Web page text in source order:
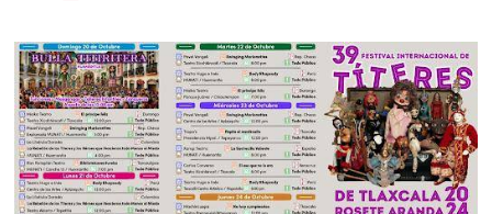
San
Pedro
Tlalcuapan